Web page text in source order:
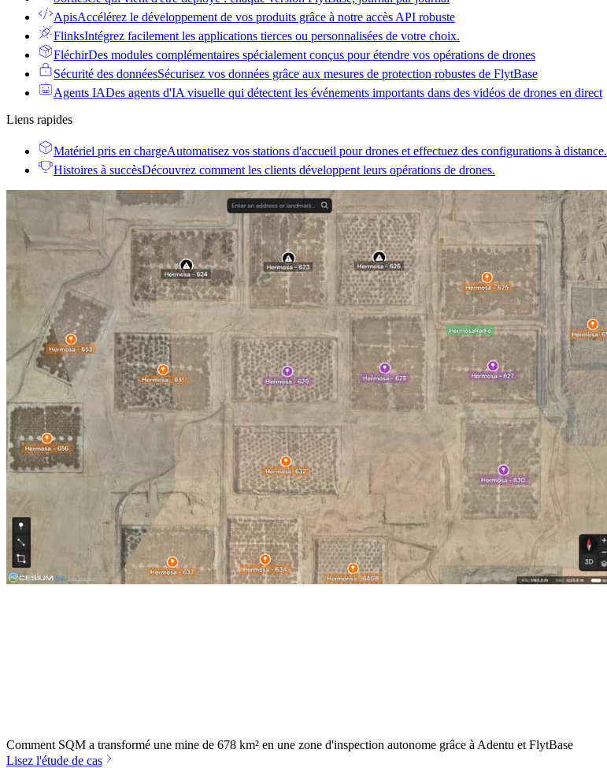
ApisAccélérez le développement de vos produits grâce à notre accès API robuste
FlinksIntégrez facilement les applications tierces ou personnalisées de votre choix.
FléchirDes modules complémentaires spécialement conçus pour étendre vos opérations de drones
Sécurité des donnéesSécurisez vos données grâce aux mesures de protection robustes de FlytBase
Agents IADes agents d'IA visuelle qui détectent les événements importants dans des vidéos de drones en direct
Liens rapides
Matériel pris en chargeAutomatisez vos stations d'accueil pour drones et effectuez des configurations à distance.
Histoires à succèsDécouvrez comment les clients développent leurs opérations de drones.
Comment SQM a transformé une mine de 678 km² en une zone d'inspection autonome grâce à Adentu et FlytBase
Lisez l'étude de cas